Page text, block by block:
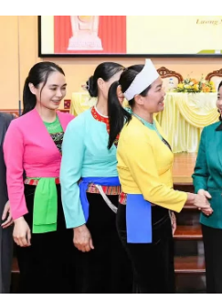
环保
文化
体育
国际
旅游
友谊桥梁